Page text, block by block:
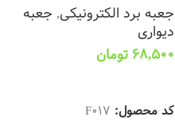
جعبه برد الکترونیکی, جعبه
دیواری
68,500 تومان
کد محصول: F017